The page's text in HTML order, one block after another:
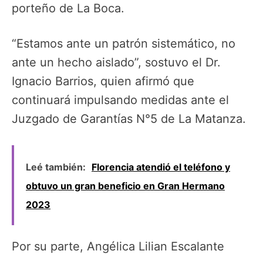
porteño de La Boca.
“Estamos ante un patrón sistemático, no
ante un hecho aislado”, sostuvo el Dr.
Ignacio Barrios, quien afirmó que
continuará impulsando medidas ante el
Juzgado de Garantías N°5 de La Matanza.
Leé también: Florencia atendió el teléfono y
obtuvo un gran beneficio en Gran Hermano
2023
Por su parte, Angélica Lilian Escalante